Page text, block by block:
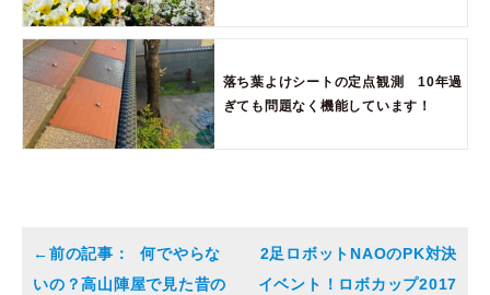
落ち葉よけシートの定点観測 10年過
ぎても問題なく機能しています！
何でやらな
いの？高山陣屋で見た昔の
2足ロボットNAOのPK対決
イベント！ロボカップ2017